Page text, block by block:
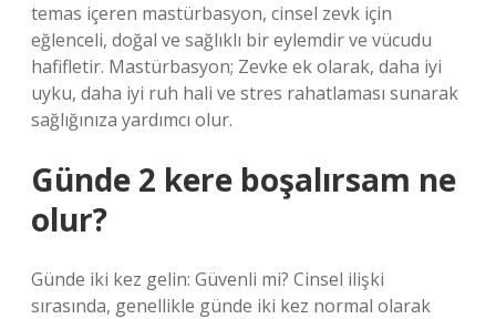
temas içeren mastürbasyon, cinsel zevk için
eğlenceli, doğal ve sağlıklı bir eylemdir ve vücudu
hafifletir. Mastürbasyon; Zevke ek olarak, daha iyi
uyku, daha iyi ruh hali ve stres rahatlaması sunarak
sağlığınıza yardımcı olur.
Günde 2 kere boşalırsam ne
olur?
Günde iki kez gelin: Güvenli mi? Cinsel ilişki
sırasında, genellikle günde iki kez normal olarak